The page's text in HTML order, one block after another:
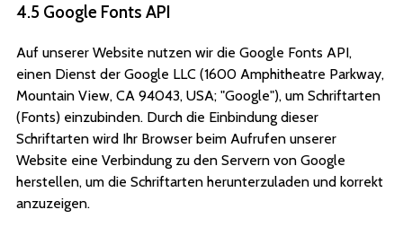
4.5 Google Fonts API
Auf unserer Website nutzen wir die Google Fonts API,
einen Dienst der Google LLC (1600 Amphitheatre Parkway,
Mountain View, CA 94043, USA; "Google"), um Schriftarten
(Fonts) einzubinden. Durch die Einbindung dieser
Schriftarten wird Ihr Browser beim Aufrufen unserer
Website eine Verbindung zu den Servern von Google
herstellen, um die Schriftarten herunterzuladen und korrekt
anzuzeigen.